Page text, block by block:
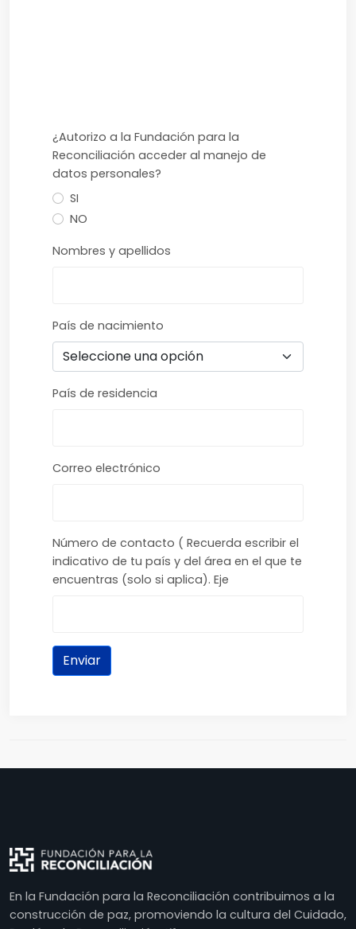
¿Autorizo a la Fundación para la
Reconciliación acceder al manejo de
datos personales?
SI
NO
Nombres y apellidos
País de nacimiento
País de residencia
Correo electrónico
Número de contacto ( Recuerda escribir el
indicativo de tu país y del área en el que te
encuentras (solo si aplica). Eje
Enviar
En la Fundación para la Reconciliación contribuimos a la
construcción de paz, promoviendo la cultura del Cuidado,